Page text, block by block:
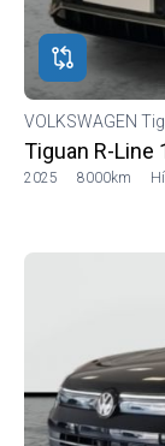
VOLKSWAGEN
Tiguan R-Line
2025 8000km